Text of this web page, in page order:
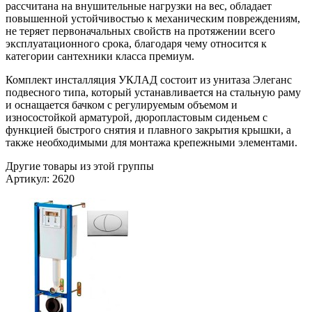
рассчитана на внушительные нагрузки на вес, обладает
повышенной устойчивостью к механическим повреждениям,
не теряет первоначальных свойств на протяжении всего
эксплуатационного срока, благодаря чему относится к
категории сантехники класса премиум.
Комплект инсталляция УКЛАД состоит из унитаза Элеганс
подвесного типа, который устанавливается на стальную раму
и оснащается бачком с регулируемым объемом и
износостойкой арматурой, дюропластовым сиденьем с
функцией быстрого снятия и плавного закрытия крышки, а
также необходимыми для монтажа крепежными элементами.
Другие товары из этой группы
Артикул: 2620